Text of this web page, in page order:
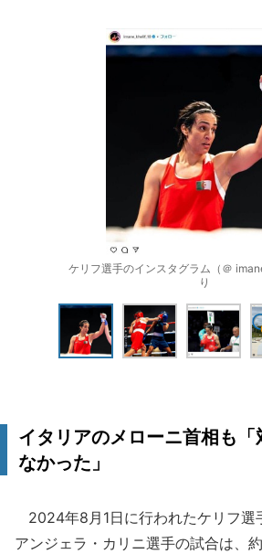
ケリフ選手のインスタグラム（＠
り
イタリアのメローニ首相も
なかった」
2024年8月1日に行われたケリフ選
アンジェラ・カリニ選手の試合は、